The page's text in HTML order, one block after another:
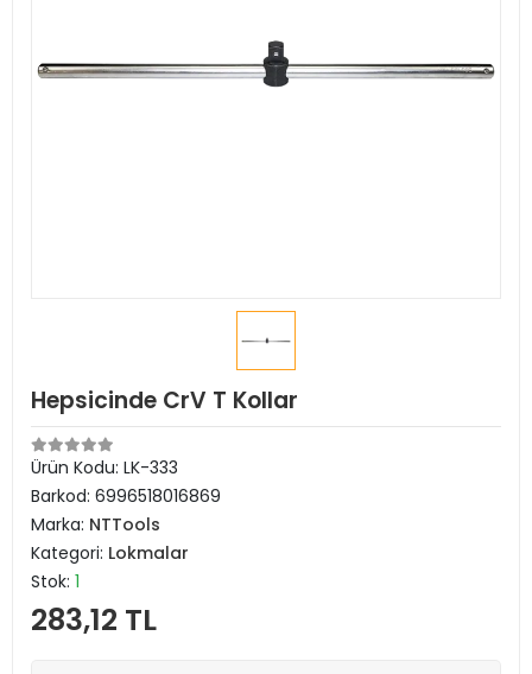
Hepsicinde CrV T Kollar
Ürün Kodu: LK-333
Barkod: 6996518016869
Marka: NTTools
Kategori: Lokmalar
Stok: 1
283,12 TL